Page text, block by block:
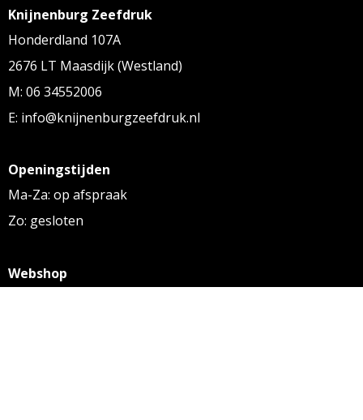
Knijnenburg Zeefdruk
Honderdland 107A
2676 LT Maasdijk (Westland)
M: 06 34552006
E: info@knijnenburgzeefdruk.nl
Openingstijden
Ma-Za: op afspraak
Zo: gesloten
Webshop